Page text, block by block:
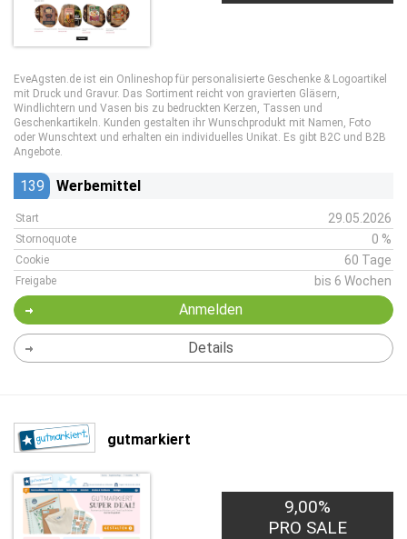
EveAgsten.de ist ein Onlineshop für personalisierte Geschenke & Logoartikel
mit Druck und Gravur. Das Sortiment reicht von gravierten Gläsern,
Windlichtern und Vasen bis zu bedruckten Kerzen, Tassen und
Geschenkartikeln. Kunden gestalten ihr Wunschprodukt mit Namen, Foto
oder Wunschtext und erhalten ein individuelles Unikat. Es gibt B2C und B2B
Angebote.
139 Werbemittel
Start 29.05.2026
Stornoquote 0 %
Cookie 60 Tage
Freigabe bis 6 Wochen
Anmelden
Details
gutmarkiert
9,00%
PRO SALE